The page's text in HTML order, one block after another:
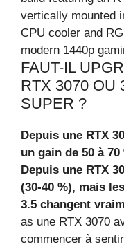
vertically mounted
CPU cooler and
modern 1440p
FAUT-IL
RTX 3070 OU
SUPER ?
Depuis une RTX
un gain de 50 à
Depuis une RTX
(30-40 %), mais
3.5 changent
as une RTX 3070
commencer à